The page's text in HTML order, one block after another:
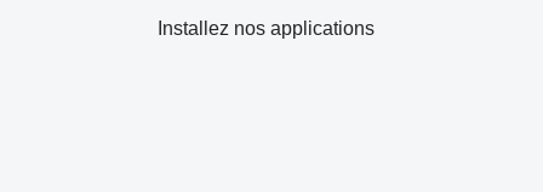
Installez nos applications